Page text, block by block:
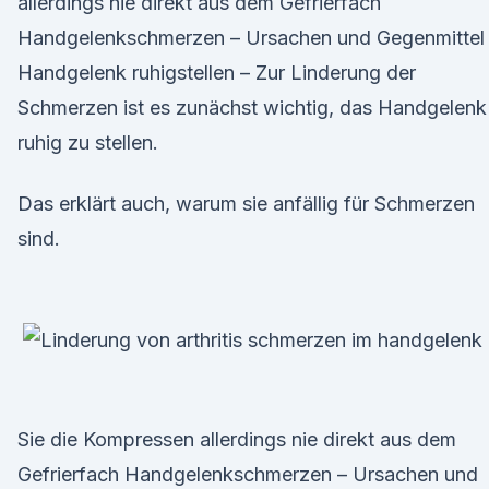
Handgelenkschmerzen – Ursachen und Gegenmittel
Handgelenk ruhigstellen – Zur Linderung der
Schmerzen ist es zunächst wichtig, das Handgelenk
ruhig zu stellen.
Das erklärt auch, warum sie anfällig für Schmerzen
sind.
Sie die Kompressen allerdings nie direkt aus dem
Gefrierfach Handgelenkschmerzen – Ursachen und